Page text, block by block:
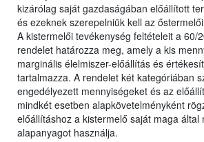
kizárólag saját gazdaságában előállított
és ezeknek szerepelniük kell az
A kistermelői tevékenység feltételeit a 60/
rendelet határozza meg, amely a kis
marginális élelmiszer-előállítás és
tartalmazza. A rendelet két kategóriában
engedélyezett mennyiségeket és az
mindkét esetben alapkövetelményként
előállításhoz a kistermelő saját maga által
alapanyagot használja.